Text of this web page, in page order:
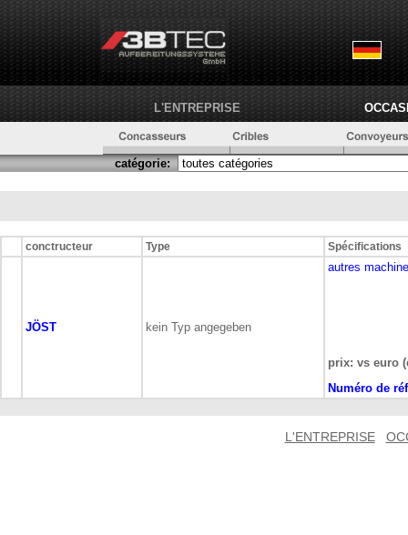
L'ENTREPRISE
catégorie:
conctructeur Type Spécifications
JÖST kein Typ angegeben
autres
prix: vs euro
Numéro de
L'ENTREPRISE